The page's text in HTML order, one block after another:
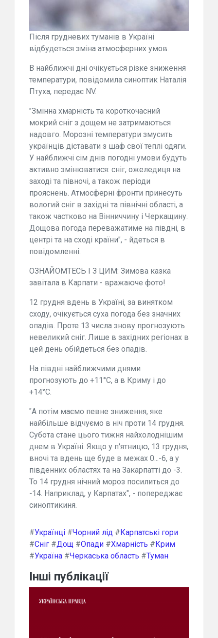
Після грудневих туманів в Україні
відбудеться зміна атмосферних умов.
В найближчі дні очікується різке зниження
температури, повідомила синоптик Наталія
Птуха, передає NV.
"Змінна хмарність та короткочасний
мокрий сніг з дощем не затримаються
надовго. Морозні температури змусить
українців діставати з шаф свої теплі одяги.
У найближчі сім днів погодні умови будуть
активно змінюватися: сніг, ожеледиця на
заході та півночі, а також періоди
прояснень. Атмосферні фронти принесуть
вологий сніг в західні та північні області, а
також частково на Вінниччину і Черкащину.
Дощова погода переважатиме на півдні, в
центрі та на сході країни", - йдеться в
повідомленні.
ОЗНАЙОМТЕСЬ І З ЦИМ: Зимова казка
завітала в Карпати - вражаюче фото!
12 грудня вдень в Україні, за винятком
сходу, очікується суха погода без значних
опадів. Проте 13 числа знову прогнозують
невеликий сніг. Лише в західних регіонах в
цей день обійдеться без опадів.
На півдні найближчими днями
прогнозують до +11°С, а в Криму і до
+14°С.
"А потім маємо певне зниження, яке
найбільше відчуємо в ніч проти 14 грудня.
Субота стане цього тижня найхолоднішим
днем в Україні. Якщо у п'ятницю, 13 грудня,
вночі та вдень ще буде в межах 0...-6, а у
південних областях та на Закарпатті до -3.
То 14 грудня нічний мороз посилиться до
-14. Наприклад, у Карпатах", - попереджає
синоптикиня.
#Українці #Чорний лід # Карпатські гори
#Сніг #Дощ #Опади #Хмарність # Крим
#Україна #Черкаська область #Туман
Інші публікації